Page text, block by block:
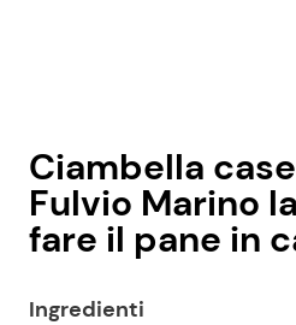
Ciambella
Fulvio Marino
fare il pane in
Ingredienti